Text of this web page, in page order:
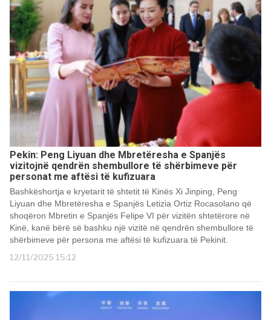
Pekin: Peng Liyuan dhe Mbretëresha e Spanjës
vizitojnë qendrën shembullore të shërbimeve për
personat me aftësi të kufizuara
Bashkëshortja e kryetarit të shtetit të Kinës Xi Jinping, Peng
Liyuan dhe Mbretëresha e Spanjës Letizia Ortiz Rocasolano që
shoqëron Mbretin e Spanjës Felipe VI për vizitën shtetërore në
Kinë, kanë bërë së bashku një vizitë në qendrën shembullore të
shërbimeve për persona me aftësi të kufizuara të Pekinit.
12/11/2025 15:12